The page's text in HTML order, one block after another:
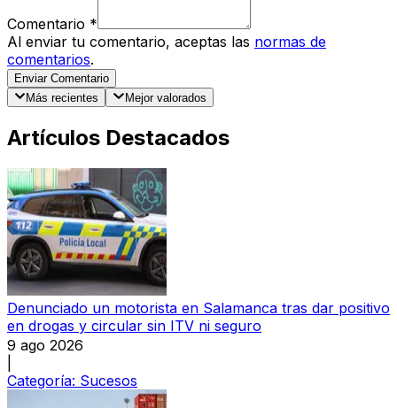
Comentario *
Al enviar tu comentario, aceptas las normas de
comentarios.
Enviar Comentario
Más recientes
Mejor valorados
Artículos Destacados
Denunciado un motorista en Salamanca tras dar positivo
en drogas y circular sin ITV ni seguro
9 ago 2026
Categoría: Sucesos